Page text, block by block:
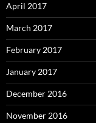
April 2017
March 2017
February 2017
January 2017
December 2016
November 2016